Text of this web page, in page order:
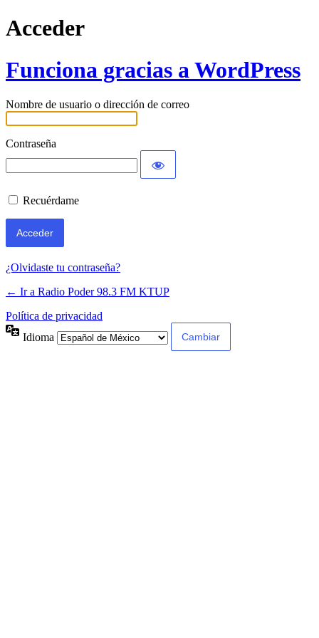
Acceder
Funciona gracias a WordPress
Nombre de usuario o dirección de correo
Contraseña
Recuérdame
¿Olvidaste tu contraseña?
← Ir a Radio Poder 98.3 FM KTUP
Política de privacidad
Idioma